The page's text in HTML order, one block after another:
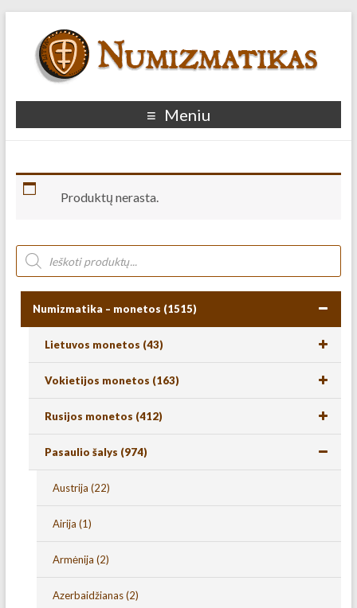
Meniu
Produktų nerasta.
Numizmatika – monetos (1515)
Lietuvos monetos (43)
Vokietijos monetos (163)
Rusijos monetos (412)
Pasaulio šalys (974)
Austrija (22)
Airija (1)
Armėnija (2)
Azerbaidžianas(2)